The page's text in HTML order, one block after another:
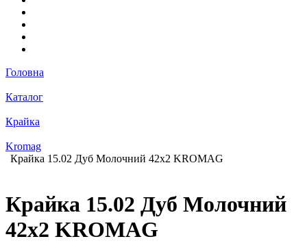
Головна
Каталог
Крайка
Kromag
Крайка 15.02 Дуб Молочний 42х2 KROMAG
Крайка 15.02 Дуб Молочний
42х2 KROMAG